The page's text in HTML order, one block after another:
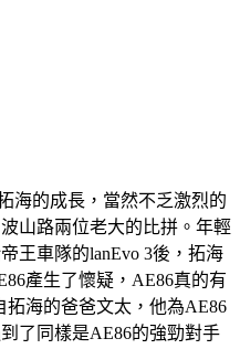
海的成長，當然不乏激烈的
山路兩位老大的比拼。年輕
王車隊的lanEvo 3後，拓海
產生了懷疑，AE86真的有
拓海的爸爸文太，他為AE86
了同樣是AE86的強勁對手